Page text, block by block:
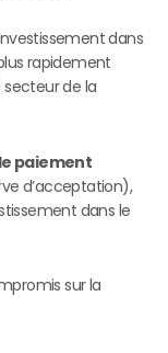
dans
rapidement
secteur de la
paiement
d’acceptation),
dans le
sur la